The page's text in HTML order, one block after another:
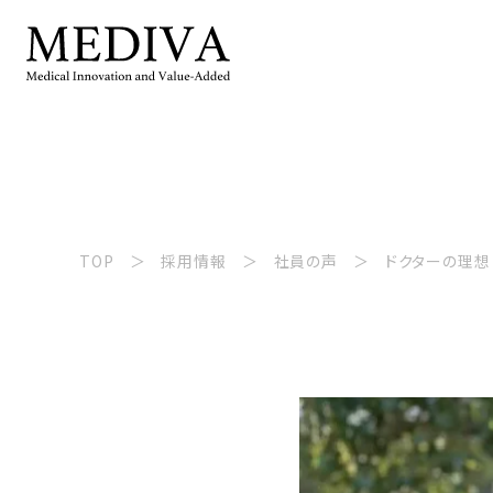
TOP 採用情報 社員の声 ドクターの理